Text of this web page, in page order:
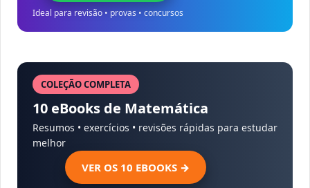
Ideal para revisão • provas • concursos
COLEÇÃO COMPLETA
10 eBooks de Matemática
Resumos • exercícios • revisões rápidas para estudar
melhor
VER OS 10 EBOOKS →